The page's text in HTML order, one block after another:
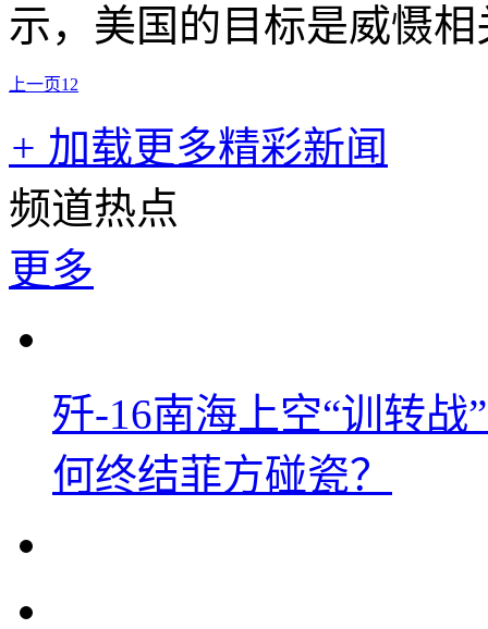
示，美国的目标是威慑
上一页1 2
+ 加载更多精彩新闻
频道热点
更多
歼-16南海上空“训转
何终结菲方碰瓷？